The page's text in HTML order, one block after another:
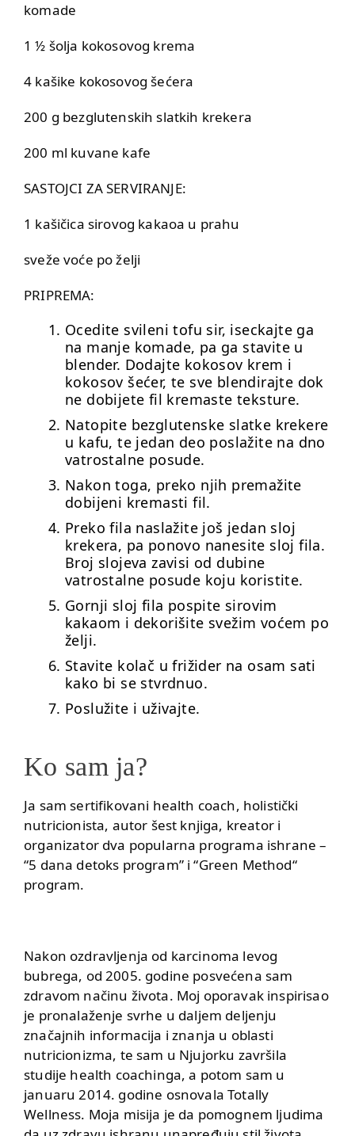
komade
1 ½ šolja kokosovog krema
4 kašike kokosovog šećera
200 g bezglutenskih slatkih krekera
200 ml kuvane kafe
SASTOJCI ZA SERVIRANJE:
1 kašičica sirovog kakaoa u prahu
sveže voće po želji
PRIPREMA:
Ocedite svileni tofu sir, iseckajte ga
na manje komade, pa ga stavite u
blender. Dodajte kokosov krem i
kokosov šećer, te sve blendirajte dok
ne dobijete fil kremaste teksture.
Natopite bezglutenske slatke krekere
u kafu, te jedan deo poslažite na dno
vatrostalne posude.
Nakon toga, preko njih premažite
dobijeni kremasti fil.
Preko fila naslažite još jedan sloj
krekera, pa ponovo nanesite sloj fila.
Broj slojeva zavisi od dubine
vatrostalne posude koju koristite.
Gornji sloj fila pospite sirovim
kakaom i dekorišite svežim voćem po
želji.
Stavite kolač u frižider na osam sati
kako bi se stvrdnuo.
Poslužite i uživajte.
Ko sam ja?
Ja sam sertifikovani health coach, holistički
nutricionista, autor šest knjiga, kreator i
organizator dva popularna programa ishrane –
“5 dana detoks program”i“Green Method“
program.
Nakon ozdravljenja od karcinoma levog
bubrega, od 2005. godine posvećena sam
zdravom načinu života. Moj oporavak inspirisao
je pronalaženje svrhe u daljem deljenju
značajnih informacija i znanja u oblasti
nutricionizma, te sam u Njujorku završila
studije health coachinga, a potom sam u
januaru 2014. godine osnovala Totally
Wellness. Moja misija je da pomognem ljudima